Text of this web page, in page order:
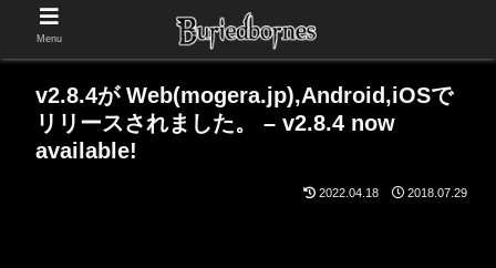
v2.8.4が Web(mogera.jp),Android,iOSで
リリースされました。 – v2.8.4 now
available!
2022.04.18 2018.07.29
Menu